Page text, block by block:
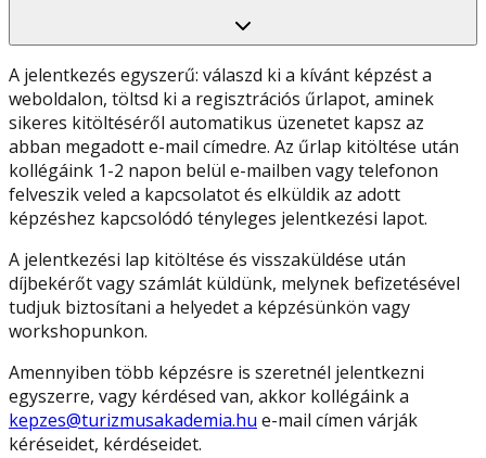
A jelentkezés egyszerű: válaszd ki a kívánt képzést a
weboldalon, töltsd ki a regisztrációs űrlapot, aminek
sikeres kitöltéséről automatikus üzenetet kapsz az
abban megadott e-mail címedre. Az űrlap kitöltése után
kollégáink 1-2 napon belül e-mailben vagy telefonon
felveszik veled a kapcsolatot és elküldik az adott
képzéshez kapcsolódó tényleges jelentkezési lapot.
A jelentkezési lap kitöltése és visszaküldése után
díjbekérőt vagy számlát küldünk, melynek befizetésével
tudjuk biztosítani a helyedet a képzésünkön vagy
workshopunkon.
Amennyiben több képzésre is szeretnél jelentkezni
egyszerre, vagy kérdésed van, akkor kollégáink a
kepzes@turizmusakademia.hu e-mail címen várják
kéréseidet, kérdéseidet.